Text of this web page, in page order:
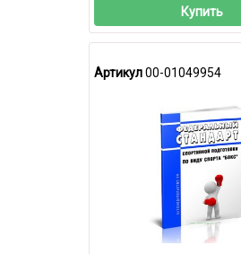
Купить
Артикул00-01049954